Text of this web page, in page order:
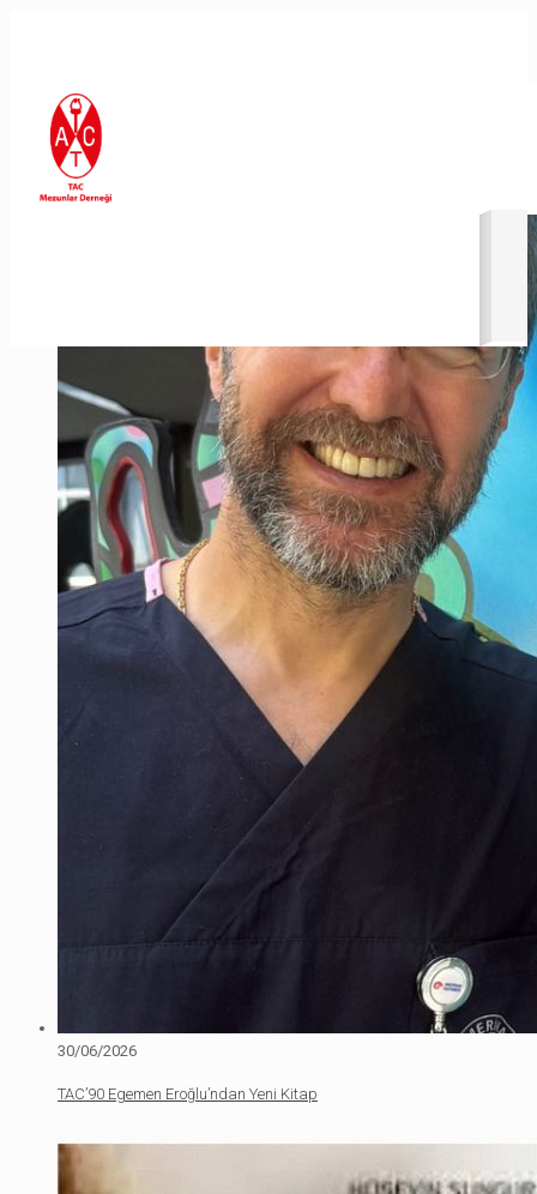
En Son Eklenenler
30/06/2026
TAC’90 Egemen Eroğlu’ndan Yeni Kitap